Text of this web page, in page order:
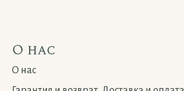
О нас
О нас